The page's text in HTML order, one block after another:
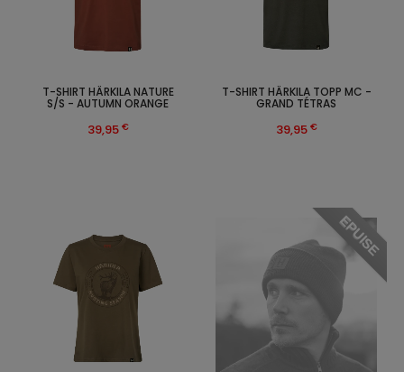
T-SHIRT HÄRKILA NATURE
S/S - AUTUMN ORANGE
39,95 €
T-SHIRT HÄRKILA TOPP MC -
GRAND TÉTRAS
39,95 €
EPUISE